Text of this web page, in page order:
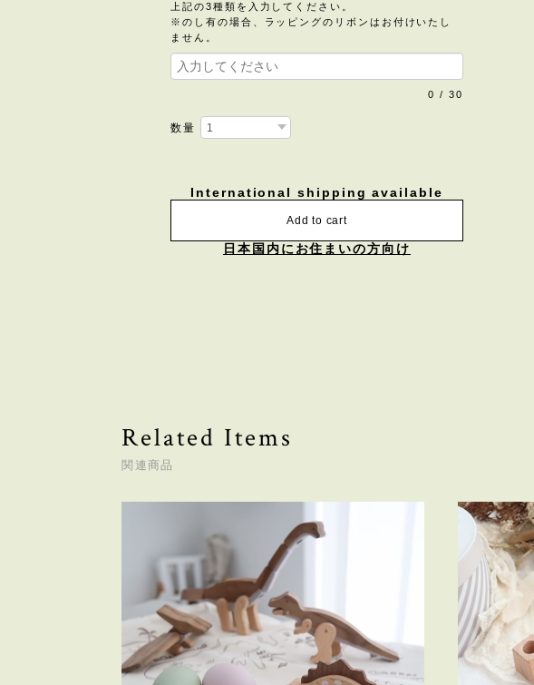
上記の3種類を入力してください。
※のし有の場合、ラッピングのリボンはお付けいたし
ません。
0 / 30
数量
International shipping available
Add to cart
日本国内にお住まいの方向け
Related Items
関連商品